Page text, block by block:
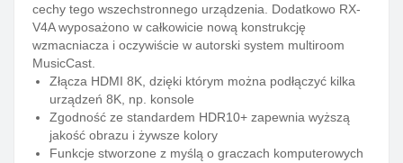
cechy tego wszechstronnego urządzenia. Dodatkowo RX-
V4A wyposażono w całkowicie nową konstrukcję
wzmacniacza i oczywiście w autorski system multiroom
MusicCast.
Złącza HDMI 8K, dzięki którym można podłączyć kilka
urządzeń 8K, np. konsole
Zgodność ze standardem HDR10+ zapewnia wyższą
jakość obrazu i żywsze kolory
Funkcje stworzone z myślą o graczach komputerowych